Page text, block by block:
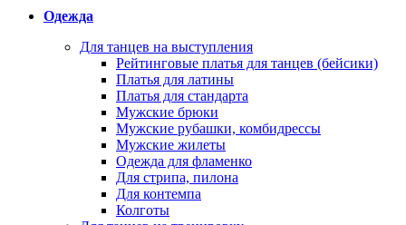
Одежда
Для танцев на выступления
Рейтинговые платья для танцев (бейсики)
Платья для латины
Платья для стандарта
Мужские брюки
Мужские рубашки, комбидрессы
Мужские жилеты
Одежда для фламенко
Для стрипа, пилона
Для контемпа
Колготы